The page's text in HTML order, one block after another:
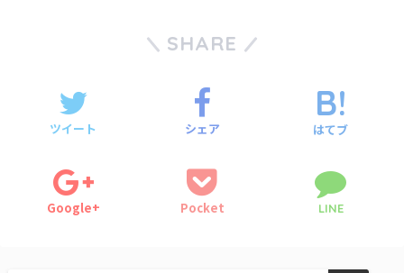
SHARE
ツイート シェア はてブ
Google+ Pocket LINE